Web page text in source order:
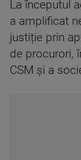
La începutul
a amplificat
justiție prin
de procurori,
CSM și a